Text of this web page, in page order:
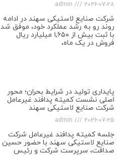
admin 2026-07-28
شرکت صنایع لاستیکی سهند در ادامه
روند رو به رشد عملکرد خود، موفق شد
با ثبت بیش از ۱,۶۵۰ میلیارد ریال
فروش در یک ماه،
پایداری تولید در شرایط بحران؛ محور
اصلی نشست کمیته پدافند غیرعامل
شرکت صنایع لاستیکی سهند
admin 2026-07-25
جلسه کمیته پدافند غیرعامل شرکت
صنایع لاستیکی سهند با حضور حسین
صداقت، سرپرست شرکت و رئیس